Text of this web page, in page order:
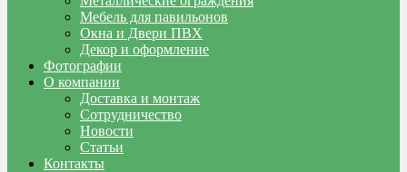
Мебель для павильонов
Окна и Двери ПВХ
Декор и оформление
Фотографии
О компании
Доставка и монтаж
Сотрудничество
Новости
Статьи
Контакты